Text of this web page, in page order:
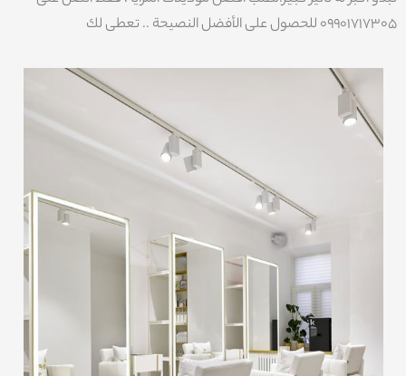
09901717305 للحصول على الأفضل النصيحة .. تعطى لك